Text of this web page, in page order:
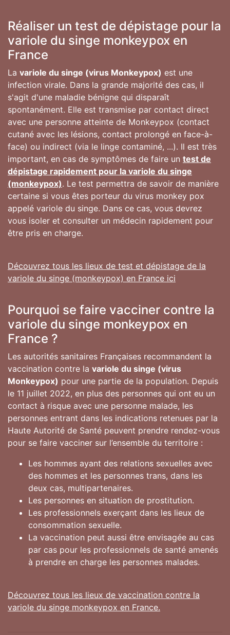
Réaliser un test de dépistage pour la
variole du singe monkeypox en
France
La variole du singe (virus Monkeypox) est une
infection virale. Dans la grande majorité des cas, il
s'agit d'une maladie bénigne qui disparaît
spontanément. Elle est transmise par contact direct
avec une personne atteinte de Monkeypox (contact
cutané avec les lésions, contact prolongé en face-à-
face) ou indirect (via le linge contaminé, ...). Il est très
important, en cas de symptômes de faire un test de
dépistage rapidement pour la variole du singe
(monkeypox). Le test permettra de savoir de manière
certaine si vous êtes porteur du virus monkey pox
appelé variole du singe. Dans ce cas, vous devrez
vous isoler et consulter un médecin rapidement pour
être pris en charge.
Découvrez tous les lieux de test et dépistage de la
variole du singe (monkeypox) en France ici
Pourquoi se faire vacciner contre la
variole du singe monkeypox en
France ?
Les autorités sanitaires Françaises recommandent la
vaccination contre la variole du singe (virus
Monkeypox) pour une partie de la population. Depuis
le 11 juillet 2022, en plus des personnes qui ont eu un
contact à risque avec une personne malade, les
personnes entrant dans les indications retenues par la
Haute Autorité de Santé peuvent prendre rendez-vous
pour se faire vacciner sur l’ensemble du territoire :
Les hommes ayant des relations sexuelles avec
des hommes et les personnes trans, dans les
deux cas, multipartenaires.
Les personnes en situation de prostitution.
Les professionnels exerçant dans les lieux de
consommation sexuelle.
La vaccination peut aussi être envisagée au cas
par cas pour les professionnels de santé amenés
à prendre en charge les personnes malades.
Découvrez tous les lieux de vaccination contre la
variole du singe monkeypox en France.